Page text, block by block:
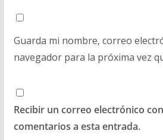
Guarda mi nombre, correo
navegador para la próxima vez
Recibir un correo electrónico
comentarios a esta entrada.